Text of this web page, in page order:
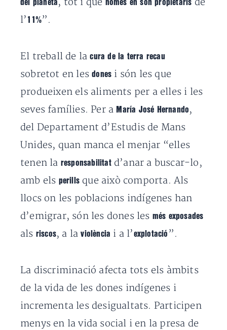
del planeta només en són propietaris
l’ 11%”.
El treball de lacura de la terra recau
sobretot en lesdones i són les que
produeixen els aliments per a elles i les
seves famílies. Per aMaría José Hernando ,
del Departament d’Estudis de Mans
Unides, quan manca el menjar “elles
tenen la responsabilitat d’anar a buscar-lo,
amb els perills que això comporta. Als
llocs on les poblacions indígenes han
d’emigrar, són les dones les més exposades
als riscos, a laviolència i a l’ explotació ”.
La discriminació afecta tots els àmbits
de la vida de les dones indígenes i
incrementa les desigualtats. Participen
menys en la vida social i en la presa de